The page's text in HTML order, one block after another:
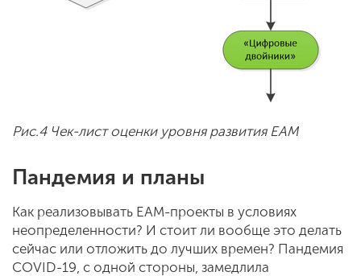
Рис.4 Чек-лист оценки уровня развития EAM
Пандемия и планы
Как реализовывать EAM-проекты в условиях
неопределенности? И стоит ли вообще это делать
сейчас или отложить до лучших времен? Пандемия
COVID-19, с одной стороны, замедлила